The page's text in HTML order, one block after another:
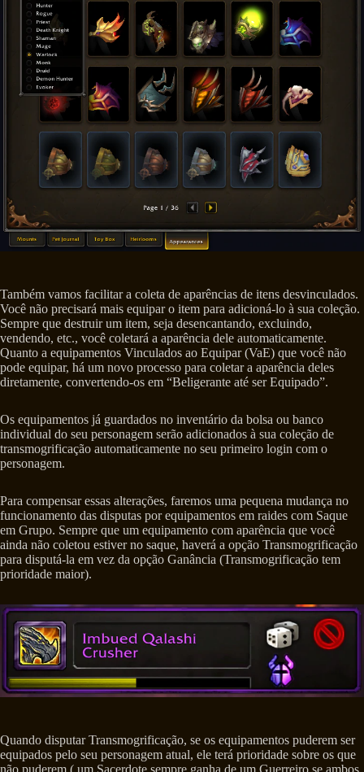
Também vamos facilitar a coleta de aparências de itens desvinculados.
Você não precisará mais equipar o item para adicioná-lo à sua coleção.
Sempre que destruir um item, seja desencantando, excluindo,
vendendo, etc., você coletará a aparência dele automaticamente.
Quanto a equipamentos Vinculados ao Equipar (VaE) que você não
pode equipar, há um novo processo para coletar a aparência deles
diretamente, convertendo-os em “Beligerante até ser Equipado”.
Os equipamentos já guardados no inventário da bolsa ou banco
individual do seu personagem serão adicionados à sua coleção de
transmogrificação automaticamente no seu primeiro login com o
personagem.
Para compensar essas alterações, faremos uma pequena mudança no
funcionamento das disputas por equipamentos em raides com Saque
em Grupo. Sempre que um equipamento com aparência que você
ainda não coletou estiver no saque, haverá a opção Transmogrificação
para disputá-la em vez da opção Ganância (Transmogrificação tem
prioridade maior).
Quando disputar Transmogrificação, se os equipamentos puderem ser
equipados pelo seu personagem atual, ele terá prioridade sobre os que
não puderem ( um Sacerdote sempre ganha de um Guerreiro se ambos